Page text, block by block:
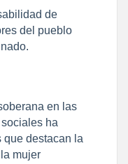
de
del pueblo
en las
ha
que destacan la
mujer